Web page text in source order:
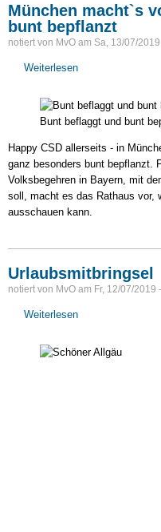
München macht`s
bunt bepflanzt
notiert von MvO am Sa, 13/07/
Weiterlesen
macht`s
vor!
beflaggt
und
bunt
bepflanzt
Bunt beflaggt und bunt
Happy CSD allerseits - in
ganz besonders bunt bepflanzt.
Volksbegehren in Bayern, mit
soll, macht es das Rathaus vor,
ausschauen kann.
Urlaubsmitbringsel
notiert von MvO am Fr, 12/07/2019
Weiterlesen